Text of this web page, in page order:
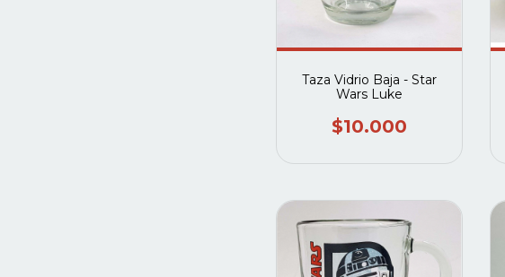
Taza Vidrio Baja - Star
Wars Luke
$10.000